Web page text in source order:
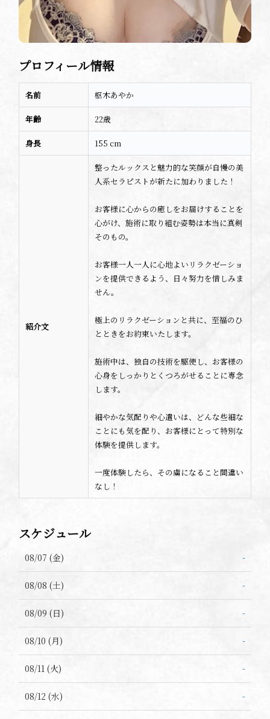
プロフィール情報
名前 枢木あやか
年齢 22歳
身長 155 cm
紹介文
整ったルックスと魅力的な笑顔が自慢の美
人系セラピストが新たに加わりました！
お客様に心からの癒しをお届けすることを
心がけ、施術に取り組む姿勢は本当に真剣
そのもの。
お客様一人一人に心地よいリラクゼーショ
ンを提供できるよう、日々努力を惜しみま
せん。
極上のリラクゼーションと共に、至福のひ
とときをお約束いたします。
施術中は、独自の技術を駆使し、お客様の
心身をしっかりとくつろがせることに専念
します。
細やかな気配りや心遣いは、どんな些細な
ことにも気を配り、お客様にとって特別な
体験を提供します。
一度体験したら、その虜になること間違い
なし！
スケジュール
08/07 (金) -
08/08 (土) -
08/09 (日) -
08/10 (月) -
08/11 (火) -
08/12 (水) -